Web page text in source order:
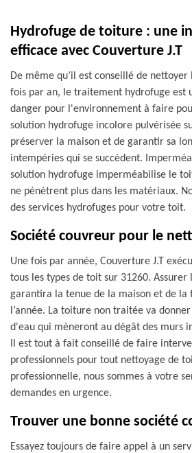
Hydrofuge de toiture : une
efficace avec Couverture J.T
De même qu’il est conseillé de
fois par an, le traitement hydrofuge est
danger pour l'environnement à faire
solution hydrofuge incolore pulvérisée
préserver la maison et de garantir sa
intempéries qui se succèdent.
solution hydrofuge imperméabilise le
ne pénètrent plus dans les matériaux.
des services hydrofuges pour votre toit.
Société couvreur pour le
Une fois par année, Couverture J.T
tous les types de toit sur 31260.
garantira la tenue de la maison et de
l’année. La toiture non traitée va
d'eau qui mèneront au dégât des murs
Il est tout à fait conseillé de faire
professionnels pour tout nettoyage de
professionnelle, nous sommes à votre
demandes en urgence.
Trouver une bonne société
Essayez toujours de faire appel à un